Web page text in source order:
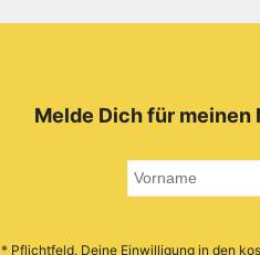
Melde Dich für
* Pflichtfeld. Deine Einwilligung in den